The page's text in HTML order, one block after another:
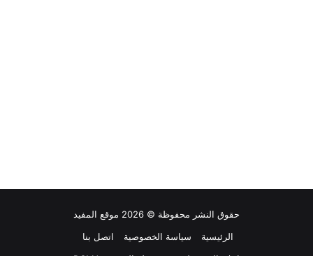
حقوق النشر محفوظة © 2026 موقع المفيد
الرئيسية
سياسة الخصوصية
اتصل بنا